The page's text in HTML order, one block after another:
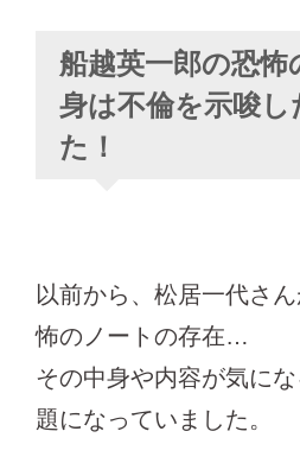
船越英一郎の恐怖
身は不倫を示唆し
た！
以前から、松居一代さ
怖のノートの存在…
その中身や内容が気に
題になっていました。